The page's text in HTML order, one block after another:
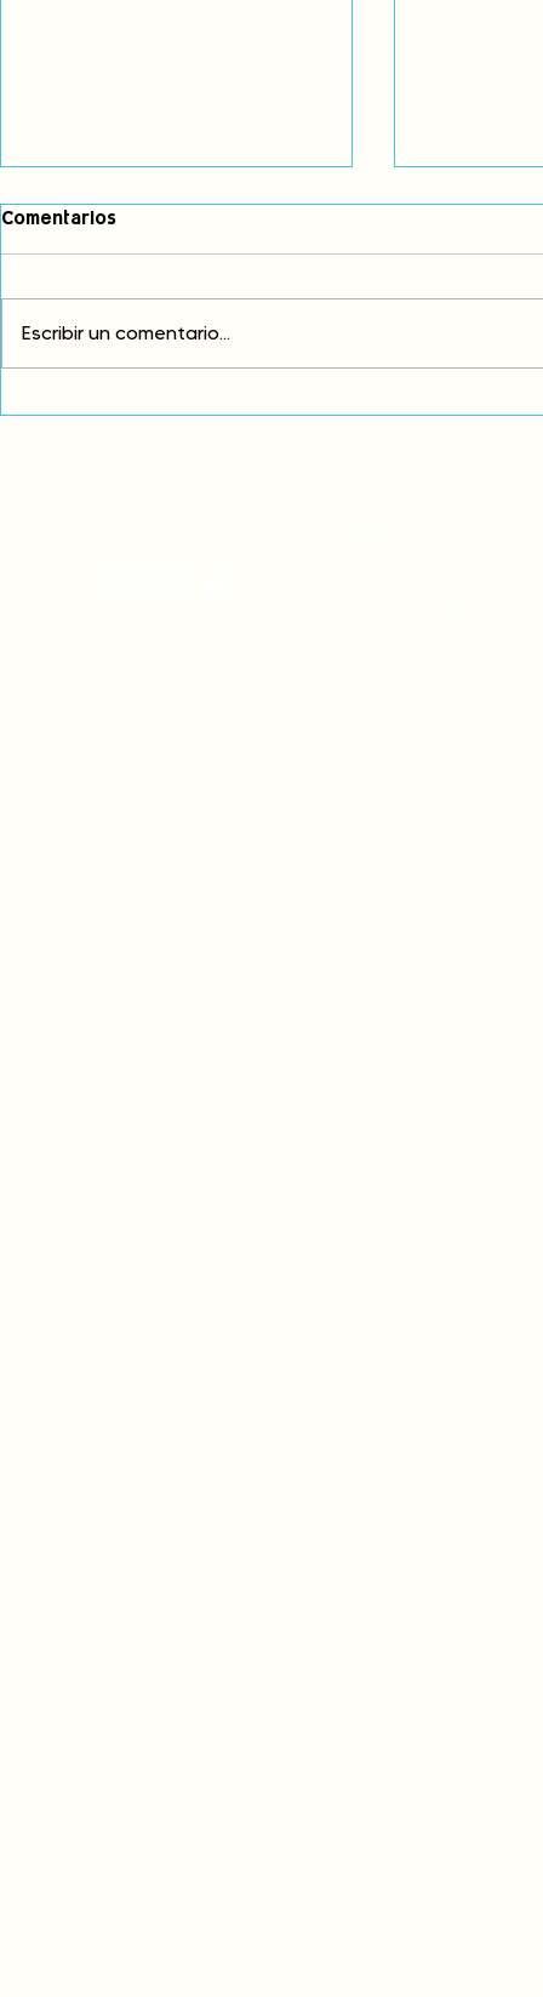
Comentarios
Escribir un comentario...